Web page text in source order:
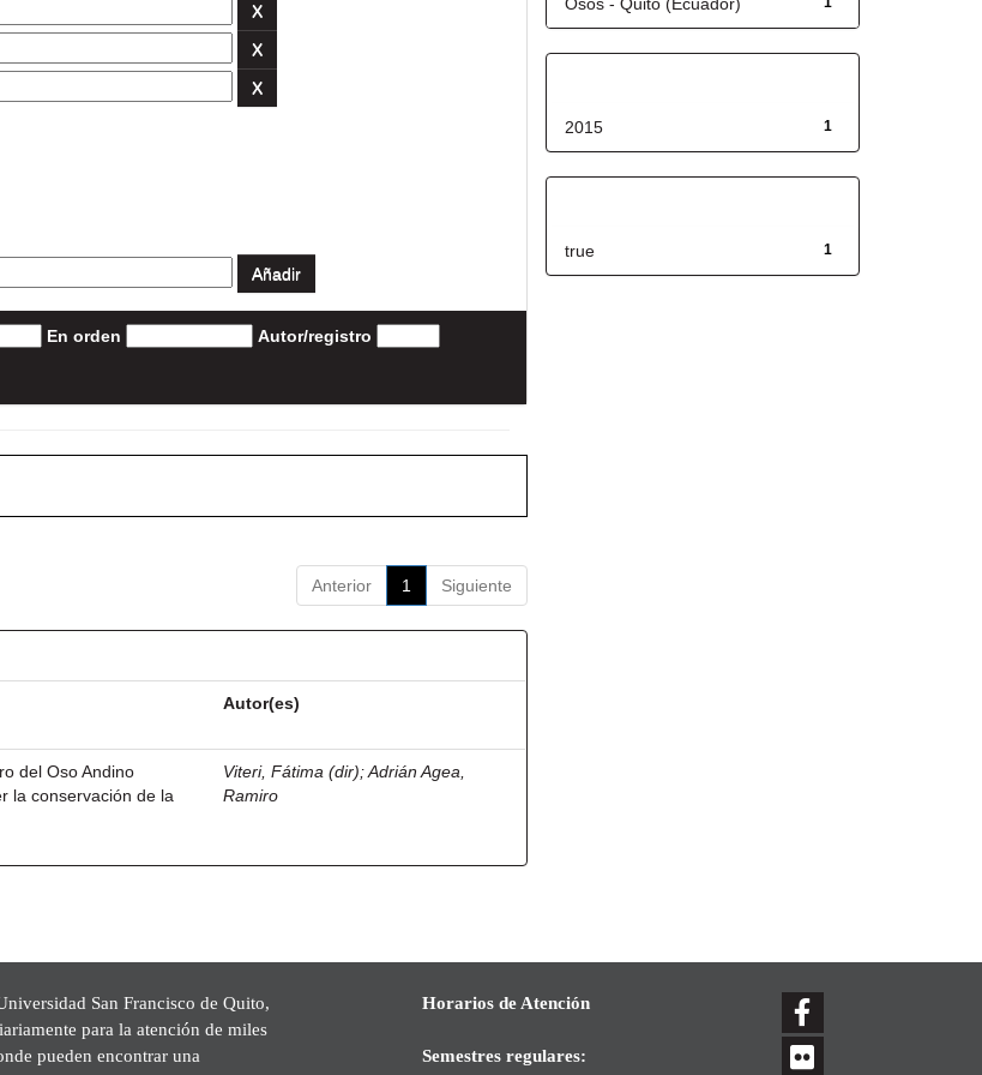
En orden Autor/registro
Anterior 1 Siguiente
Autor(es)
del Oso Andino
la conservación de la
Viteri, Fátima (dir);Adrián Agea,
Ramiro
1
2015
1
true
San Francisco de Quito,
para la atención de miles
pueden encontrar una
Horarios de Atención
Semestres regulares: